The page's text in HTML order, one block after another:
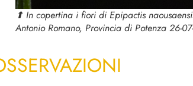
⬆︎ In copertina i fiori di Epipactis
Antonio Romano, Provincia di Potenza 26-